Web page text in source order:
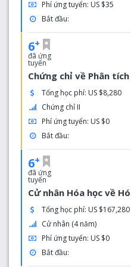
Phí ứng tuyển: US $35
Bắt đầu:
6+
đã ứng
tuyển
Chứng chỉ về Phân
Tổng học phí: US $8,280
Chứng chỉ II
Phí ứng tuyển: US $0
Bắt đầu:
6+
đã ứng
tuyển
Cử nhân Hóa học về
Tổng học phí: US $167,280
Cử nhân (4 năm)
Phí ứng tuyển: US $0
Bắt đầu: